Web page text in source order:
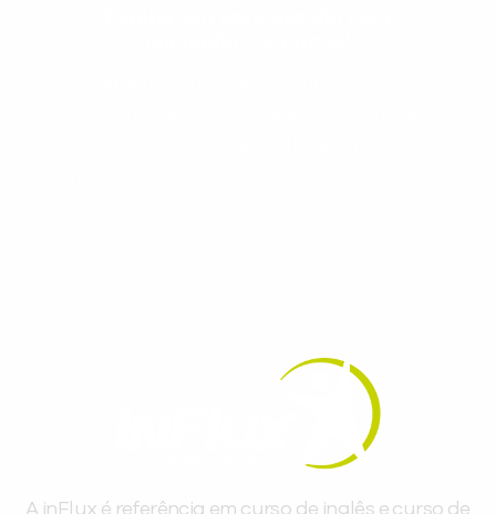
A inFlux é referência em curso de inglês e curso de